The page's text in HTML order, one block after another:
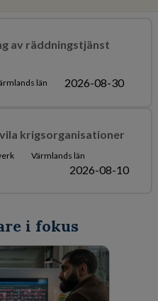
av räddningstjänst
län 2026-08-30
krigsorganisationer
Värmlands län
2026-08-10
i fokus